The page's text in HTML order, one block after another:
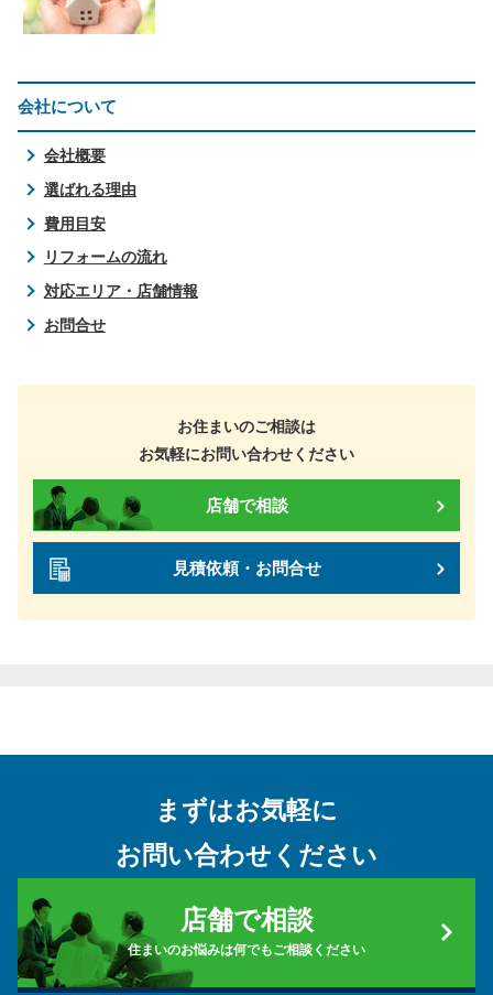
会社について
会社概要
選ばれる理由
費用目安
リフォームの流れ
対応エリア・店舗情報
お問合せ
お住まいのご相談は
お気軽にお問い合わせください
店舗で相談
見積依頼・お問合せ
まずはお気軽に
お問い合わせください
店舗で相談
住まいのお悩みは何でもご相談ください